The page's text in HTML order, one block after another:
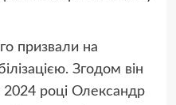
призвали на
Згодом він
2024 році Олександр